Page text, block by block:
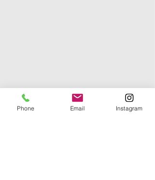
Phone Email Instagram